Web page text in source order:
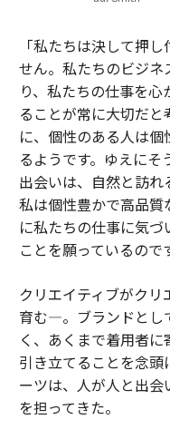
「私たちは決して押
せん。私たちのビジ
り、私たちの仕事を
ることが常に大切だと
に、個性のある人は
るようです。ゆえに
出会いは、自然と訪
私は個性豊かで高品質
に私たちの仕事に気づ
ことを願っているので
クリエイティブがク
育む―。ブランドとし
く、あくまで着用者
引き立てることを念
ーツは、人が人と出
を担ってきた。